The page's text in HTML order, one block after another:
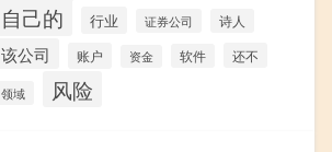
自己的 行业 证券公司 诗人
该公司 账户 资金 软件 还不
领域 风险